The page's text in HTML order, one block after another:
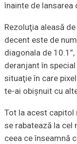
înainte de lansarea
Rezoluţia aleasă
decent este de
diagonala de
deranjant în
situaţie în care
te-ai obişnuit cu
Tot la acest capitol
se rabatează la cel
ceea ce înseamnă